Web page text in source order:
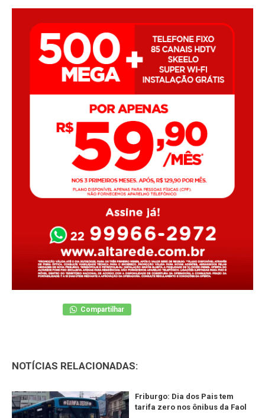
Compartilhar
NOTÍCIAS RELACIONADAS:
Friburgo: Dia dos Pais tem
tarifa zero nos ônibus da Faol